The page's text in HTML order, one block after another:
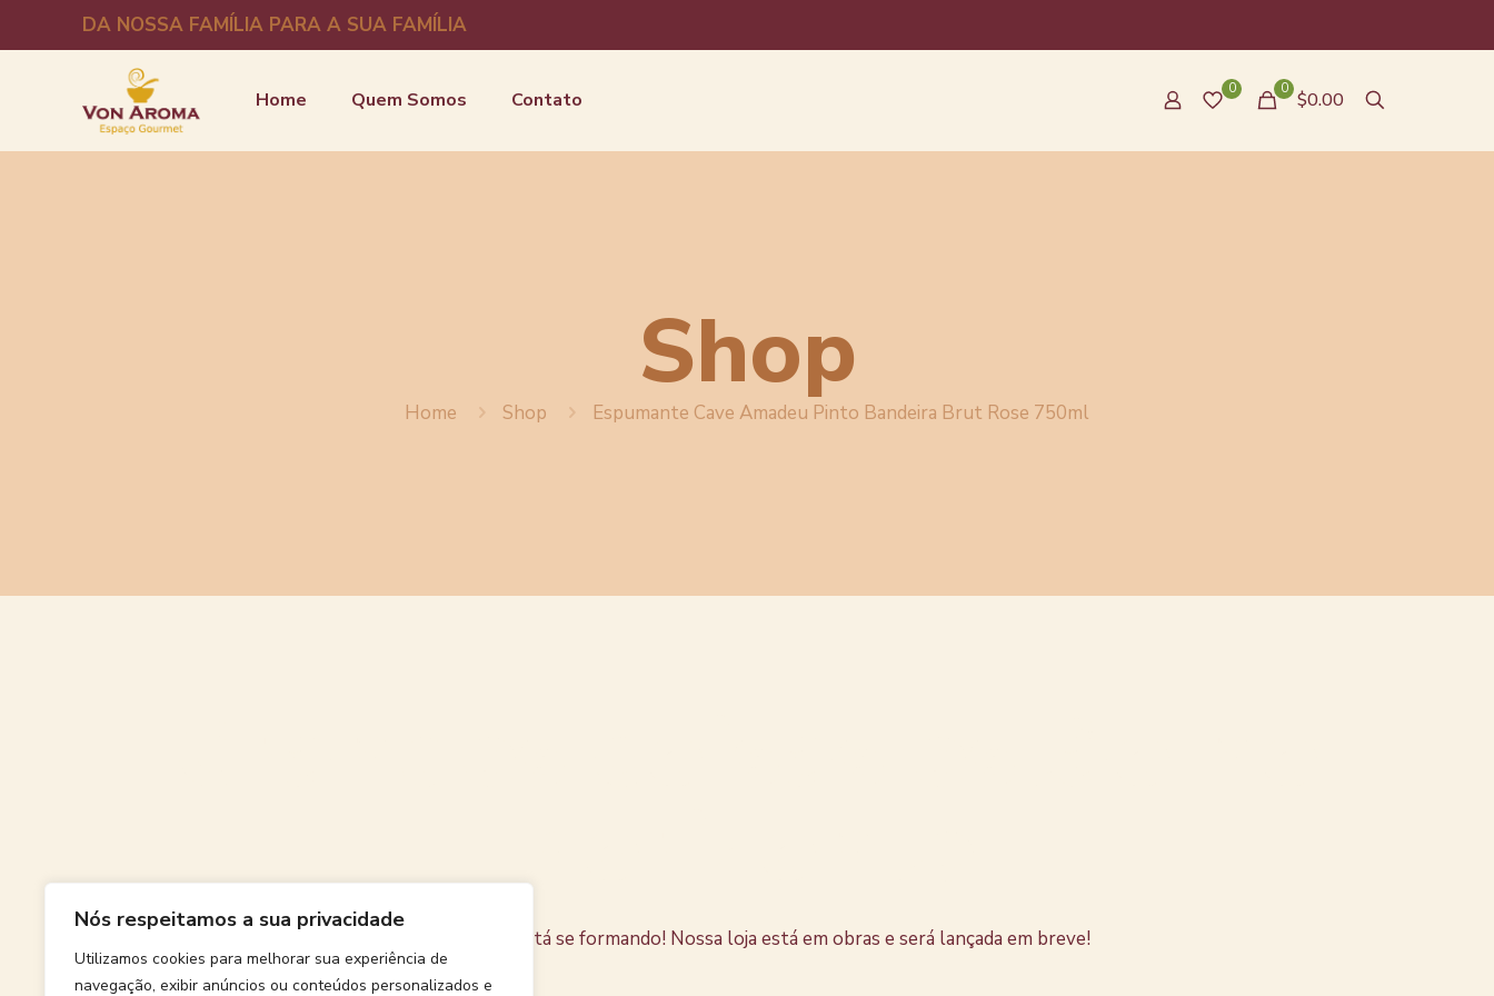
Nós respeitamos a sua privacidade
Utilizamos cookies para melhorar sua experiência de
navegação, exibir anúncios ou conteúdos personalizados e
DA NOSSA FAMÍLIA PARA A SUA FAMÍLIA
Home Quem Somos Contato 0 0 $0.00
Shop
Home Shop Espumante Cave Amadeu Pinto Bandeira Brut Rose 750ml
Algo grande está se formando! Nossa loja está em obras e será lançada em breve!